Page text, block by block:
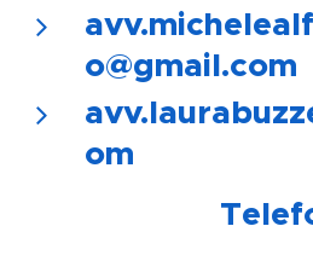
o@gmail.com
om